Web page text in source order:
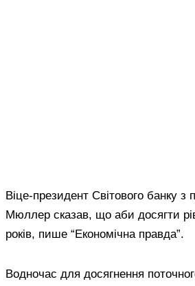
Віце-президент Світового банку з
Мюллер сказав, що аби досягти
років, пише “Економічна правда”.
Водночас для досягнення